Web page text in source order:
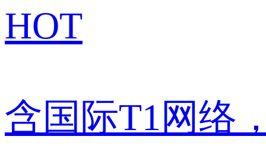
HOT
含国际T1网络